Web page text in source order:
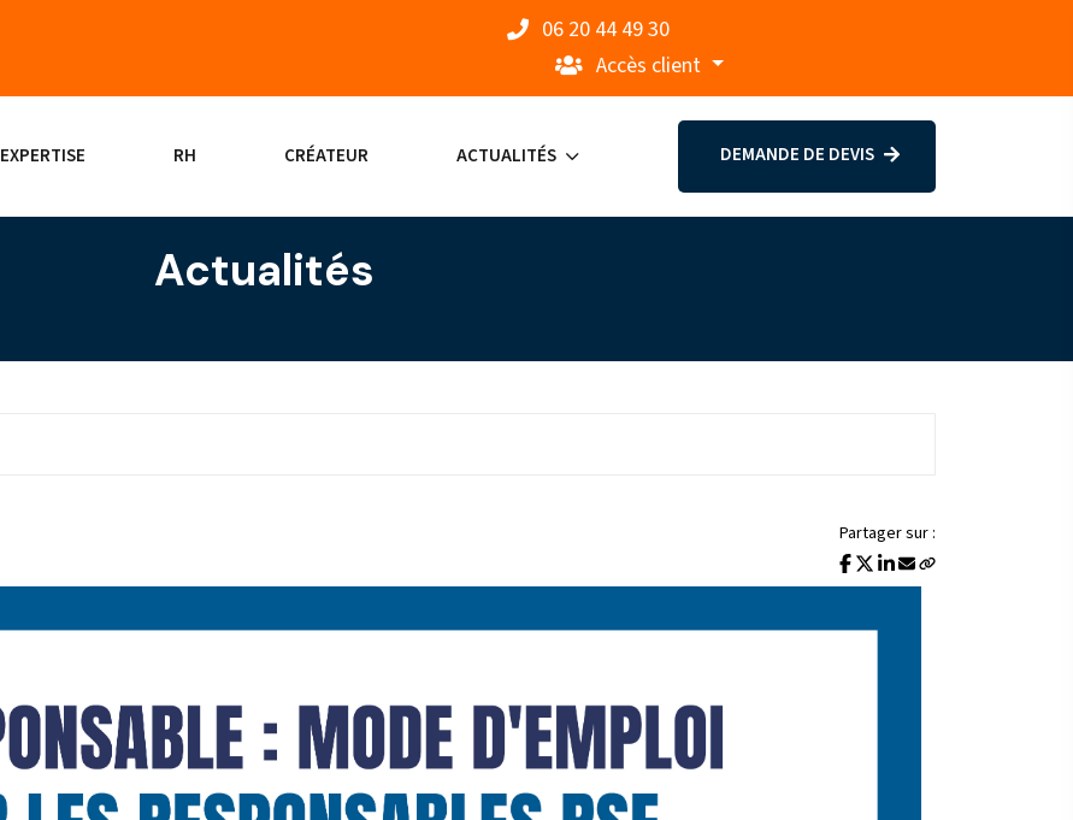
06 20 44 49 30
Accès client
EXPERTISE RH CRÉATEUR ACTUALITÉS DEMANDE DE DEVIS
Actualités
Partager sur :